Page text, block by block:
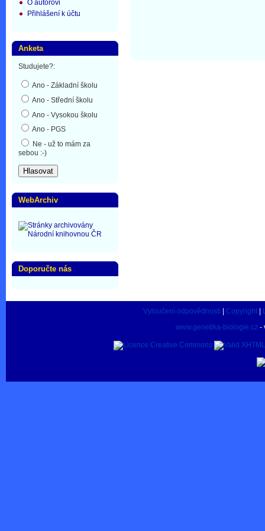
O autorovi
Přihlášení k účtu
Anketa
Studujete?:
Ano - Základní školu
Ano - Střední školu
Ano - Vysokou školu
Ano - PGS
Ne - už to mám za
sebou :-)
WebArchiv
Doporučte nás
Vyloučení odpovědnosti Copyright
www.genetika-biologie.cz -